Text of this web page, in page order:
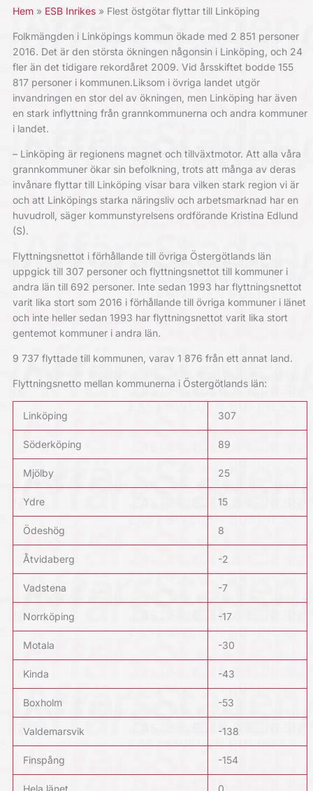
Hem
ESB Inrikes Flest östgötar flyttar till Linköping
Folkmängden i Linköpings kommun ökade med 2 851 personer
2016. Det är den största ökningen någonsin i Linköping, och 24
fler än det tidigare rekordåret 2009. Vid årsskiftet bodde 155
817 personer i kommunen.Liksom i övriga landet utgör
invandringen en stor del av ökningen, men Linköping har även
en stark inflyttning från grannkommunerna och andra kommuner
i landet.
– Linköping är regionens magnet och tillväxtmotor. Att alla våra
grannkommuner ökar sin befolkning, trots att många av deras
invånare flyttar till Linköping visar bara vilken stark region vi är
och att Linköpings starka näringsliv och arbetsmarknad har en
huvudroll, säger kommunstyrelsens ordförande Kristina Edlund
(S).
Flyttningsnettot i förhållande till övriga Östergötlands län
uppgick till 307 personer och flyttningsnettot till kommuner i
andra län till 692 personer. Inte sedan 1993 har flyttningsnettot
varit lika stort som 2016 i förhållande till övriga kommuner i länet
och inte heller sedan 1993 har flyttningsnettot varit lika stort
gentemot kommuner i andra län.
9 737 flyttade till kommunen, varav 1 876 från ett annat land.
Flyttningsnetto mellan kommunerna i Östergötlands län:
Linköping 307
Söderköping 89
Mjölby 25
Ydre 15
Ödeshög 8
Åtvidaberg -2
Vadstena -7
Norrköping -17
Motala -30
Kinda -43
Boxholm -53
Valdemarsvik -138
Finspång -154